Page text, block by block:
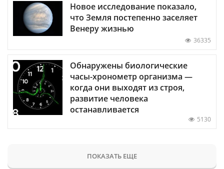
Новое исследование показало,
что Земля постепенно заселяет
Венеру жизнью
36335
Обнаружены биологические
часы-хронометр организма —
когда они выходят из строя,
развитие человека
останавливается
5130
ПОКАЗАТЬ ЕЩЕ